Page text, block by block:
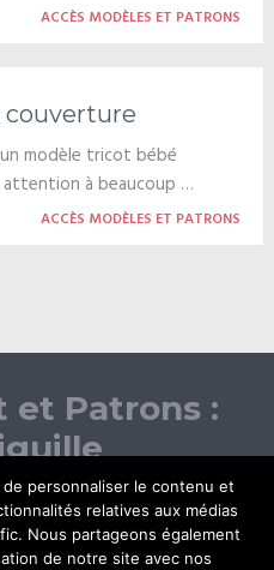
ACCÈS MODÈLES ET PATRONS
modèle tricot bébé
à beaucoup …
ACCÈS MODÈLES ET PATRONS
et Patrons :
personnaliser le contenu et
relatives aux médias
Nous partageons également
de notre site avec nos